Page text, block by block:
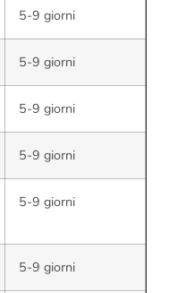
5-9 giorni
5-9 giorni
5-9 giorni
5-9 giorni
5-9 giorni
5-9 giorni